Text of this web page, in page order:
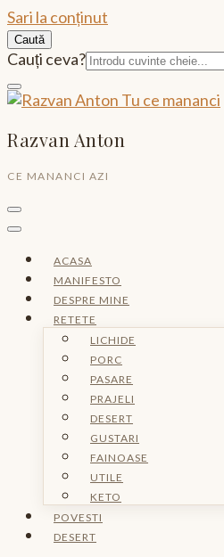
Sari la conținut
Caută
Caută:
Cauți ceva?
Razvan Anton
CE MANANCI AZI
ACASA
MANIFESTO
DESPRE MINE
RETETE
LICHIDE
PORC
PASARE
PRAJELI
DESERT
GUSTARI
FAINOASE
UTILE
KETO
POVESTI
DESERT